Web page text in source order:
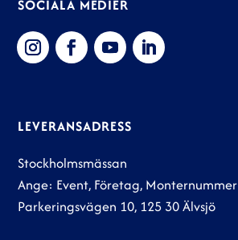
SOCIALA MEDIER
LEVERANSADRESS
Stockholmsmässan
Ange: Event, Företag, Monternummer
Parkeringsvägen 10, 125 30 Älvsjö